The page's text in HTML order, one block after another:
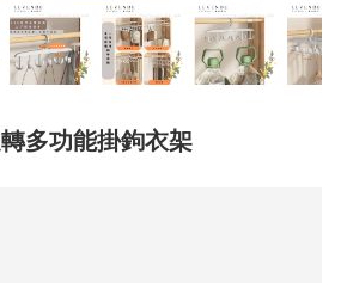
多功能掛鉤衣架